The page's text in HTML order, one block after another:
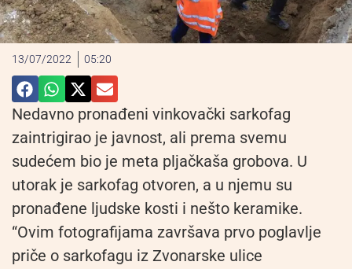
13/07/2022 05:20
Nedavno pronađeni vinkovački sarkofag
zaintrigirao je javnost, ali prema svemu
sudećem bio je meta pljačkaša grobova. U
utorak je sarkofag otvoren, a u njemu su
pronađene ljudske kosti i nešto keramike.
“Ovim fotografijama završava prvo poglavlje
priče o sarkofagu iz Zvonarske ulice